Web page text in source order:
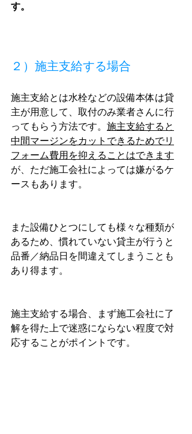
す。
２）施主支給する場合
施主支給とは水栓などの設備本体は貸
主が用意して、取付のみ業者さんに行
ってもらう方法です。 施主支給すると
中間マージンをカットできるためでリ
フォーム費用を抑えることはできます
が、ただ施工会社によっては嫌がるケ
ースもあります。
また設備ひとつにしても様々な種類が
あるため、慣れていない貸主が行うと
品番／納品日を間違えてしまうことも
あり得ます。
施主支給する場合、まず施工会社に了
解を得た上で迷惑にならない程度で対
応することがポイントです。